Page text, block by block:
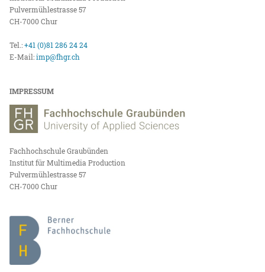
Pulvermühlestrasse 57
CH-7000 Chur
Tel.:+41 (0)81 286 24 24
E-Mail:imp@fhgr.ch
IMPRESSUM
Fachhochschule Graubünden
Institut für Multimedia Production
Pulvermühlestrasse 57
CH-7000 Chur